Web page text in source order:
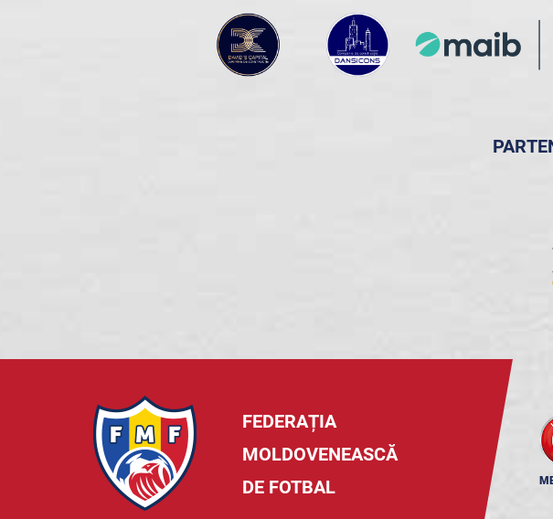
FEDERAȚIA
MOLDOVENEASCĂ
DE FOTBAL